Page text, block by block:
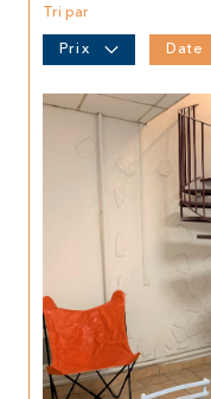
Tri par
Prix
Date